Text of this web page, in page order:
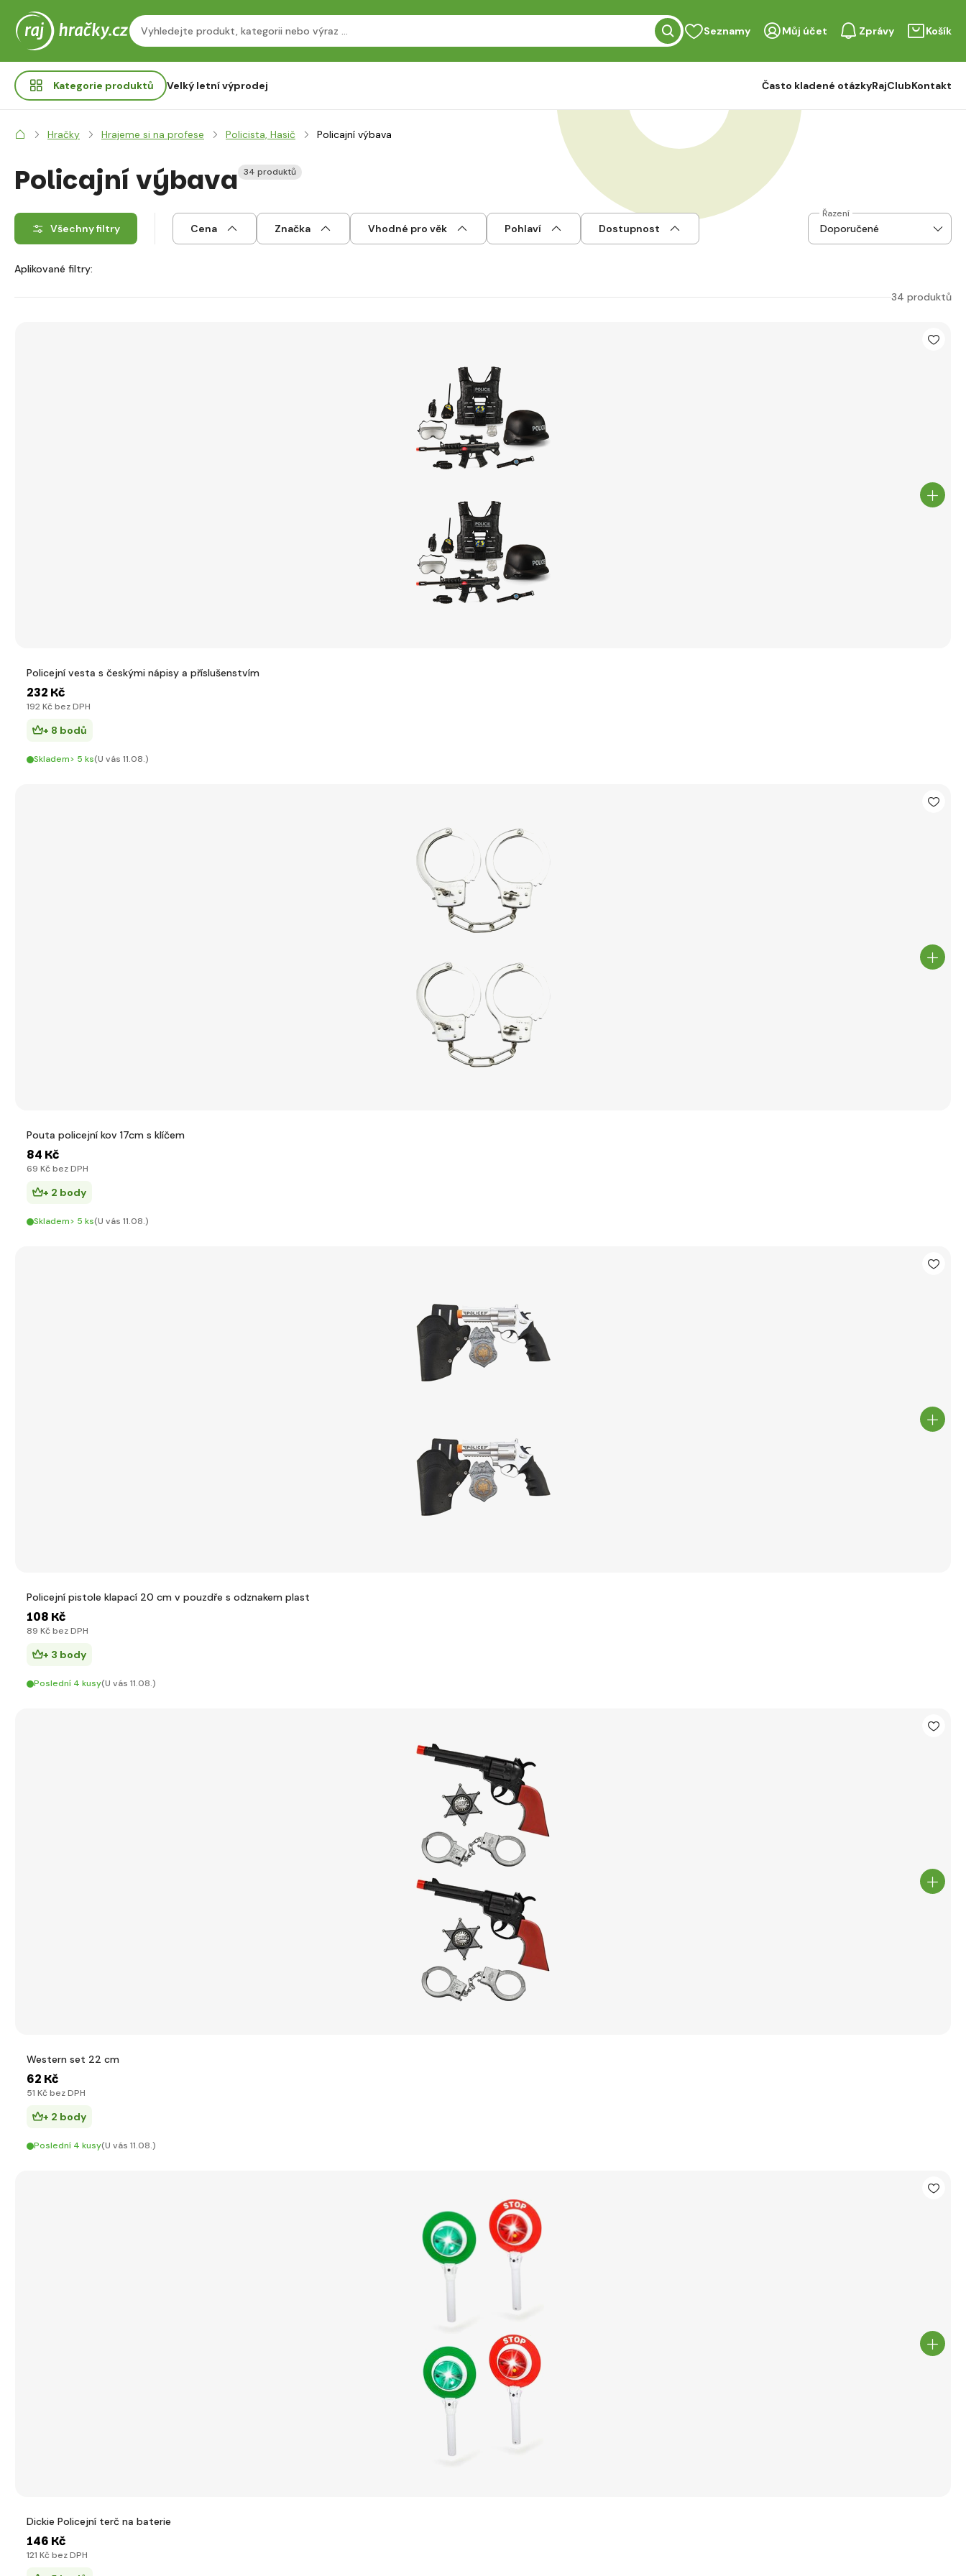
Seznamy Můj účet Zprávy Košík
Kategorie produktů Velký letní výprodej Často kladené otázkyRajClubKontakt
Hračky Hrajeme si na profese Policista, Hasič Policajní výbava
Policajní výbava 34 produktů
Všechny filtry Cena Značka Vhodné pro věk Pohlaví Dostupnost
Řazení
Aplikované filtry:
34 produktů
Policejní vesta s českými nápisy a příslušenstvím
232 Kč
192 Kč bez DPH
+ 8 bodů
Skladem> 5 ks(U vás 11.08.)
Pouta policejní kov 17cm s klíčem
84 Kč
69 Kč bez DPH
+ 2 body
Skladem> 5 ks(U vás 11.08.)
Policejní pistole klapací 20 cm v pouzdře s odznakem plast
108 Kč
89 Kč bez DPH
+ 3 body
Poslední 4 kusy(U vás 11.08.)
Western set 22 cm
62 Kč
51 Kč bez DPH
+ 2 body
Poslední 4 kusy(U vás 11.08.)
Dickie Policejní terč na baterie
146 Kč
121 Kč bez DPH